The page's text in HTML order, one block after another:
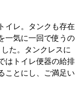
イレ。タンクも存在
一気に一回で使うの
た。タンクレスに
はトイレ便器の給排
ことにし、ご満足い